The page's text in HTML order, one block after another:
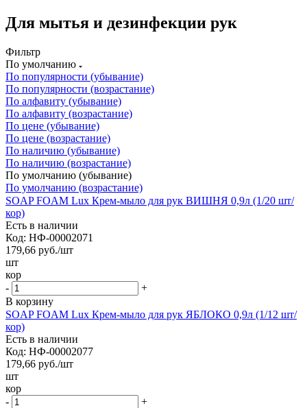
Для мытья и дезинфекции рук
Фильтр
По умолчанию
По популярности (убывание)
По популярности (возрастание)
По алфавиту (убывание)
По алфавиту (возрастание)
По цене (убывание)
По цене (возрастание)
По наличию (убывание)
По наличию (возрастание)
По умолчанию (убывание)
По умолчанию (возрастание)
SOAP FOAM Lux Крем-мыло для рук ВИШНЯ 0,9л (1/20 шт/
кор)
Есть в наличии
Код: НФ-00002071
179,66 руб./шт
шт
кор
-
+
В корзину
SOAP FOAM Lux Крем-мыло для рук ЯБЛОКО 0,9л (1/12 шт/
кор)
Есть в наличии
Код: НФ-00002077
179,66 руб./шт
шт
кор
-
+